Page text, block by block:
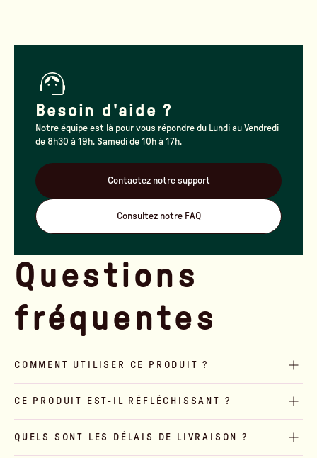
Questions
fréquentes
COMMENT UTILISER CE PRODUIT ?
CE PRODUIT EST-IL RÉFLÉCHISSANT ?
QUELS SONT LES DÉLAIS DE LIVRAISON ?
Besoin d'aide ?
Notre équipe est là pour vous répondre du Lundi au Vendredi
de 8h30 à 19h. Samedi de 10h à 17h.
Contactez notre support
Consultez notre FAQ